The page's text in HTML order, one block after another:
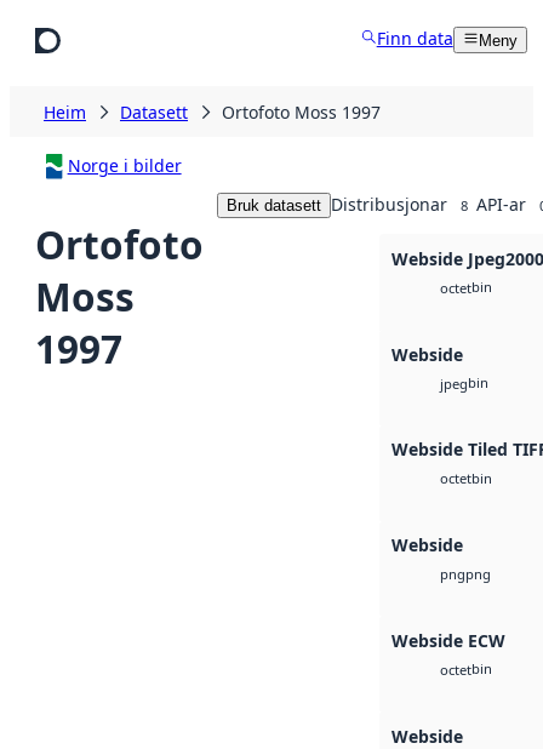
Finn data Meny
Heim Datasett Ortofoto Moss 1997
Norge i bilder
Ortofoto
Moss
1997
Bruk datasett Distribusjonar 8 API-ar
Webside Jpeg2000
octetbin
Webside
jpegbin
Webside Tiled
octetbin
Webside
pngpng
Webside ECW
octetbin
Webside